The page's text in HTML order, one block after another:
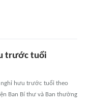
trước tuổi
nghỉ hưu trước tuổi theo
Ban Bí thư và Ban thường